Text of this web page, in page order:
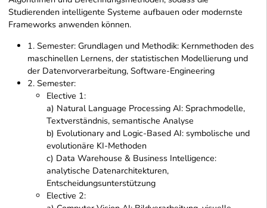
Studierenden intelligente Systeme aufbauen oder modernste
Frameworks anwenden können.
1. Semester: Grundlagen und Methodik: Kernmethoden des
maschinellen Lernens, der statistischen Modellierung und
der Datenvorverarbeitung, Software-Engineering
2. Semester:
Elective 1:
a) Natural Language Processing AI: Sprachmodelle,
Textverständnis, semantische Analyse
b) Evolutionary and Logic-Based AI: symbolische und
evolutionäre KI-Methoden
c) Data Warehouse & Business Intelligence:
analytische Datenarchitekturen,
Entscheidungsunterstützung
Elective 2: